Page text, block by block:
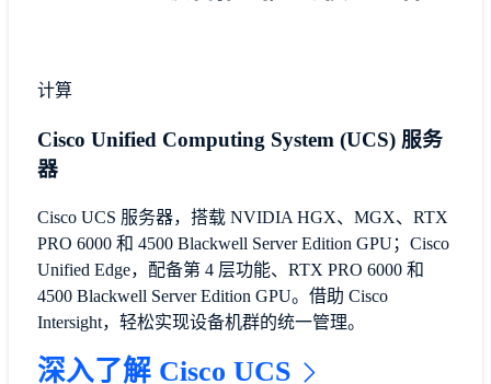
计算
Cisco Unified Computing System (UCS) 服务
器
Cisco UCS 服务器，搭载 NVIDIA HGX、MGX、RTX
PRO 6000 和 4500 Blackwell Server Edition GPU；Cisco
Unified Edge，配备第 4 层功能、RTX PRO 6000 和
4500 Blackwell Server Edition GPU。借助 Cisco
Intersight，轻松实现设备机群的统一管理。
深入了解 Cisco UCS